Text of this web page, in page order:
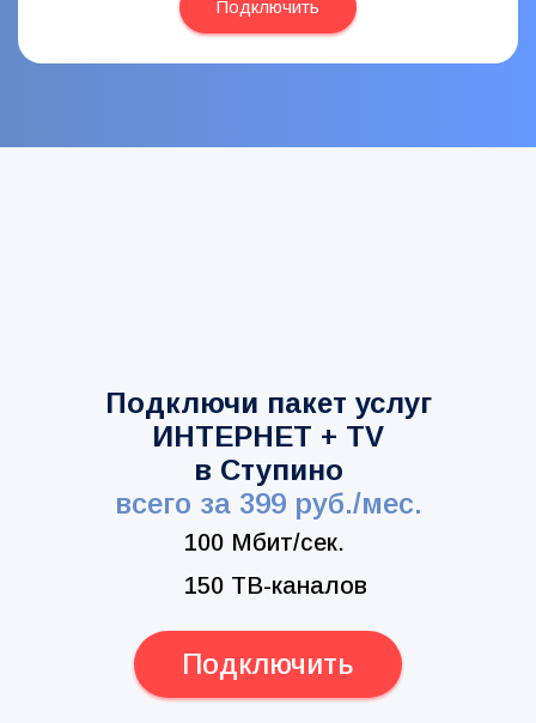
Подключить
Подключи пакет услуг
ИНТЕРНЕТ + TV
в Ступино
всего за 399 руб./мес.
100 Мбит/сек.
150 ТВ-каналов
Подключить